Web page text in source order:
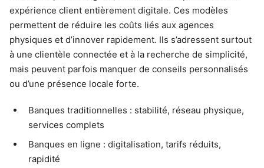
expérience client entièrement digitale. Ces modèles
permettent de réduire les coûts liés aux agences
physiques et d’innover rapidement. Ils s’adressent surtout
à une clientèle connectée et à la recherche de simplicité,
mais peuvent parfois manquer de conseils personnalisés
ou d’une présence locale forte.
Banques traditionnelles : stabilité, réseau physique,
services complets
Banques en ligne : digitalisation, tarifs réduits,
rapidité